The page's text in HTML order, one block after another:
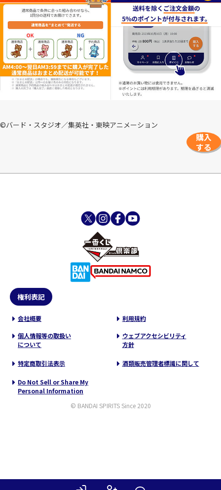
©バード・スタジオ／集英社・東映アニメーション
購入
する
権利表記
会社概要 利用規約
個人情報等の取扱い
について
ウェブアクセシビリティ
方針
特定商取引法表示 酒類販売管理者標識に関して
Do Not Sell or Share My
Personal Information
© BANDAI SPIRITS Since 2020